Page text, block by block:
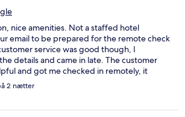
nice amenities. Not a staffed hotel
email to be prepared for the remote check
service was good though, I
details and came in late. The customer
and got me checked in remotely, it
if I would have read the fine print and
before my arrival.
2 nætter